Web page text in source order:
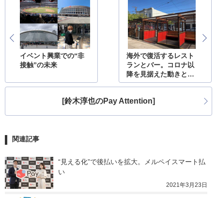
イベント興業での“非
接触”の未来
海外で復活するレスト
ランとバー。コロナ以
降を見据えた動きと混
乱
[鈴木淳也のPay Attention]
関連記事
“見える化”で後払いを拡大。メルペイスマート払
い
2021年3月23日